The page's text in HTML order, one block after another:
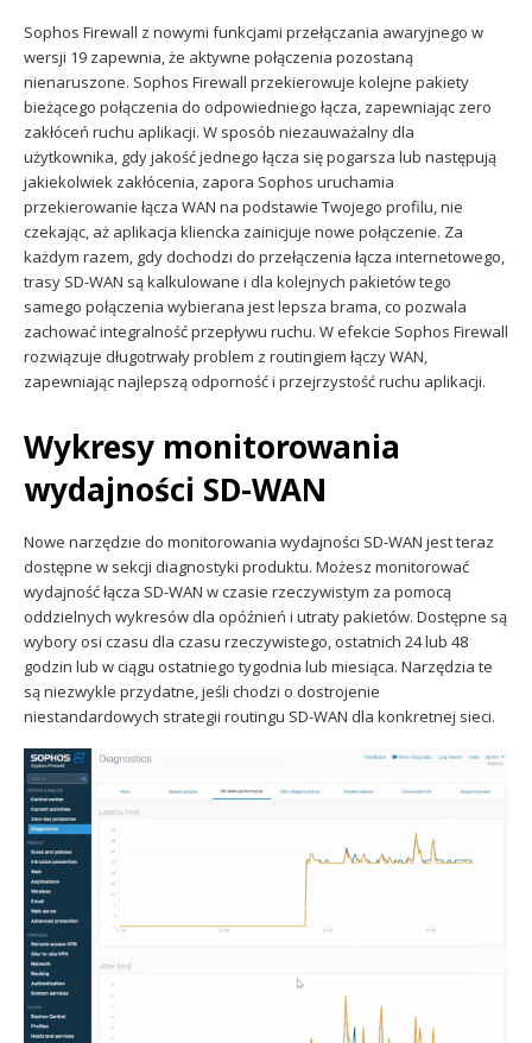
Sophos Firewall z nowymi funkcjami przełączania awaryjnego w
wersji 19 zapewnia, że aktywne połączenia pozostaną
nienaruszone. Sophos Firewall przekierowuje kolejne pakiety
bieżącego połączenia do odpowiedniego łącza, zapewniając zero
zakłóceń ruchu aplikacji. W sposób niezauważalny dla
użytkownika, gdy jakość jednego łącza się pogarsza lub następują
jakiekolwiek zakłócenia, zapora Sophos uruchamia
przekierowanie łącza WAN na podstawie Twojego profilu, nie
czekając, aż aplikacja kliencka zainicjuje nowe połączenie. Za
każdym razem, gdy dochodzi do przełączenia łącza internetowego,
trasy SD-WAN są kalkulowane i dla kolejnych pakietów tego
samego połączenia wybierana jest lepsza brama, co pozwala
zachować integralność przepływu ruchu. W efekcie Sophos Firewall
rozwiązuje długotrwały problem z routingiem łączy WAN,
zapewniając najlepszą odporność i przejrzystość ruchu aplikacji.
Wykresy monitorowania
wydajności SD-WAN
Nowe narzędzie do monitorowania wydajności SD-WAN jest teraz
dostępne w sekcji diagnostyki produktu. Możesz monitorować
wydajność łącza SD-WAN w czasie rzeczywistym za pomocą
oddzielnych wykresów dla opóźnień i utraty pakietów. Dostępne są
wybory osi czasu dla czasu rzeczywistego, ostatnich 24 lub 48
godzin lub w ciągu ostatniego tygodnia lub miesiąca. Narzędzia te
są niezwykle przydatne, jeśli chodzi o dostrojenie
niestandardowych strategii routingu SD-WAN dla konkretnej sieci.